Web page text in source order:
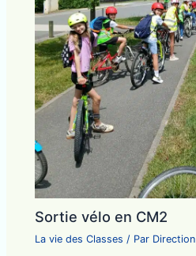
Sortie vélo en CM2
La vie des Classes / Par Direction